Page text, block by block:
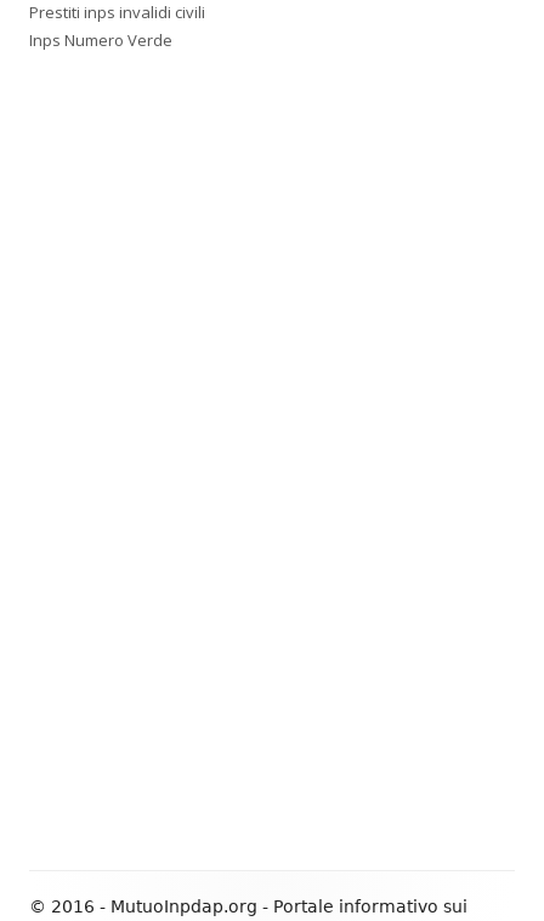
Prestiti inps invalidi civili
Inps Numero Verde
© 2016 - MutuoInpdap.org - Portale informativo sui